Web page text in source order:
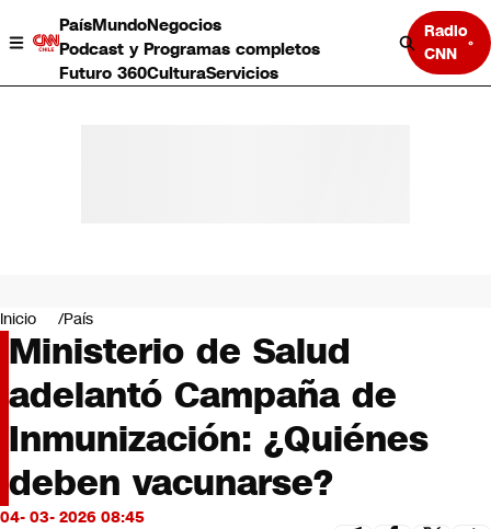
PaísMundoNegocios
Podcast y Programas completos
Futuro 360CulturaServicios
Radio
CNN
Negocios
Deportes
Programas completos
Cultura
Servicios
Bits
CNN tiempo
Futuro 360
Inicio País
Ministerio de Salud
adelantó Campaña de
Inmunización: ¿Quiénes
deben vacunarse?
04- 03- 2026 08:45